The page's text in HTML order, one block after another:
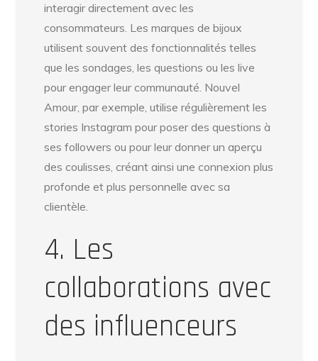
interagir directement avec les
consommateurs. Les marques de bijoux
utilisent souvent des fonctionnalités telles
que les sondages, les questions ou les live
pour engager leur communauté. Nouvel
Amour, par exemple, utilise régulièrement les
stories Instagram pour poser des questions à
ses followers ou pour leur donner un aperçu
des coulisses, créant ainsi une connexion plus
profonde et plus personnelle avec sa
clientèle.
4. Les
collaborations avec
des influenceurs